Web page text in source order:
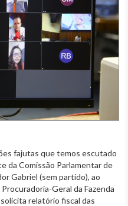
fajutas que temos escutado
da Comissão Parlamentar de
Gabriel (sem partido), ao
Procuradoria-Geral da Fazenda
relatório fiscal das